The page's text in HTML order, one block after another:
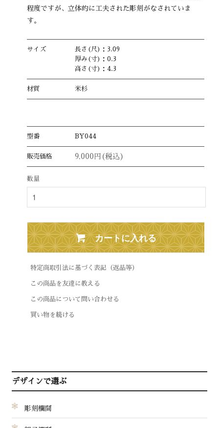
程度ですが、立体的に工夫された彫刻がなされていま
す。
サイズ
長さ(尺)：3.09
厚み(寸)：0.3
高さ(寸)：4.3
材質 米杉
型番 BY044
販売価格 9,000円(税込)
数量
カートに入れる
特定商取引法に基づく表記（返品等）
この商品を友達に教える
この商品について問い合わせる
買い物を続ける
デザインで選ぶ
彫刻欄間